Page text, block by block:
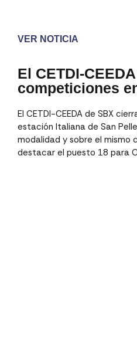
VER NOTICIA
El CETDI-
competiciones
El CETDI-CEEDA de SBX
estación Italiana de San
modalidad y sobre el mismo
destacar el puesto 18 para